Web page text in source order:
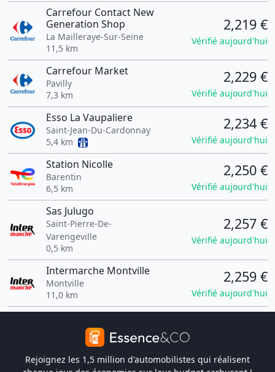
Carrefour Contact New
Generation Shop
La Mailleraye-Sur-Seine
11,5 km
2,219 €
Vérifié aujourd'hui
Carrefour Market
Pavilly
7,3 km
2,229 €
Vérifié aujourd'hui
Esso La Vaupaliere
Saint-Jean-Du-Cardonnay
5,4 km
2,234 €
Vérifié aujourd'hui
Station Nicolle
Barentin
6,5 km
2,250 €
Vérifié aujourd'hui
Sas Julugo
Saint-Pierre-De-
Varengeville
0,5 km
2,257 €
Vérifié aujourd'hui
Intermarche Montville
Montville
11,0 km
2,259 €
Vérifié aujourd'hui
Rejoignez les 1,5 million d'automobilistes qui réalisent